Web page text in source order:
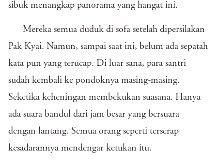
sibuk menangkap panorama yang hangat ini.
Mereka semua duduk di sofa setelah dipersilakan
Pak Kyai. Namun, sampai saat ini, belum ada sepatah
kata pun yang terucap. Di luar sana, para santri
sudah kembali ke pondoknya masing-masing.
Seketika keheningan membekukan suasana. Hanya
ada suara bandul dari jam besar yang bersuara
dengan lantang. Semua orang seperti terserap
kesadarannya mendengar ketukan itu.